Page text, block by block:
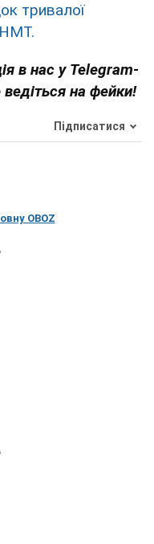
тривалої
НМТ.
в нас у Telegram-
на фейки!
Підписатися
OBOZ